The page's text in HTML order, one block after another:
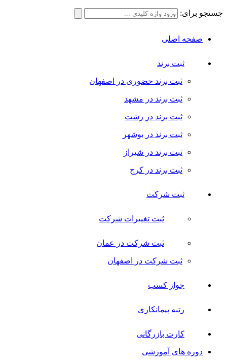
جستجو برای:
صفحه اصلی
ثبت برند
ثبت برند حضوری در اصفهان
ثبت برند در مشهد
ثبت برند در رشت
ثبت برند در بوشهر
ثبت برند در شیراز
ثبت برند در کرج
ثبت شرکت
ثبت تغییرات شرکت
ثبت شرکت در عمان
ثبت شرکت در اصفهان
جواز کسب
رتبه پیمانکاری
کارت بازرگانی
دوره های آموزشی